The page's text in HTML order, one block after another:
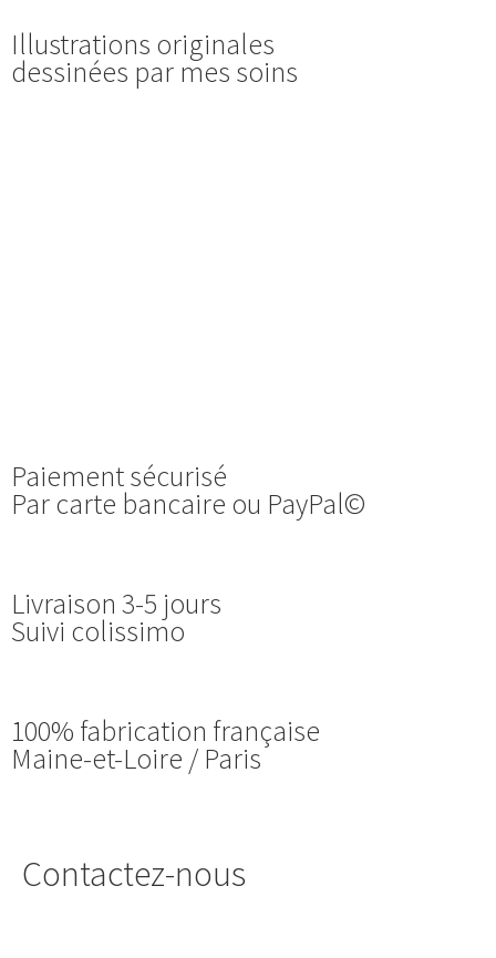
Illustrations originales
dessinées par mes soins
Paiement sécurisé
Par carte bancaire ou PayPal©
Livraison 3-5 jours
Suivi colissimo
100% fabrication française
Maine-et-Loire / Paris
Contactez-nous